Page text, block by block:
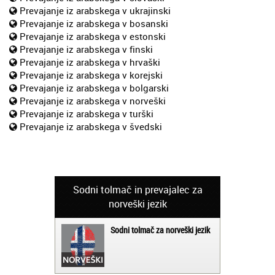
Prevajanje iz arabskega v ukrajinski
Prevajanje iz arabskega v bosanski
Prevajanje iz arabskega v estonski
Prevajanje iz arabskega v finski
Prevajanje iz arabskega v hrvaški
Prevajanje iz arabskega v korejski
Prevajanje iz arabskega v bolgarski
Prevajanje iz arabskega v norveški
Prevajanje iz arabskega v turški
Prevajanje iz arabskega v švedski
Sodni tolmač in prevajalec za
norveški jezik
Sodni tolmač za norveški jezik